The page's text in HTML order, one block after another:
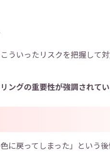
ういったリスクを把握して
ングの重要性が強調されて
に戻ってしまった」という